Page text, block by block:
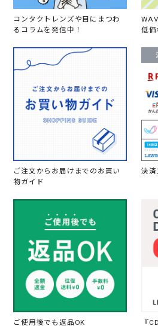
コンタクトレンズや目にまつわ
るコラムを発信中！
低価
ご注文からお届けまでのお買い
物ガイド
決済
ご使用後でも返品OK 『